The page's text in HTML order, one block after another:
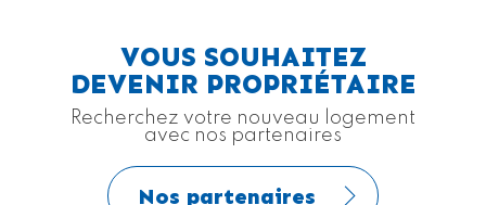
VOUS SOUHAITEZ
DEVENIR PROPRIÉTAIRE
Recherchez votre nouveau logement
avec nos partenaires
Nos partenaires